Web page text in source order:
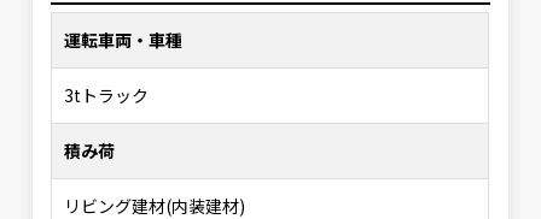
運転車両・車種
3tトラック
積み荷
リビング建材(内装建材)